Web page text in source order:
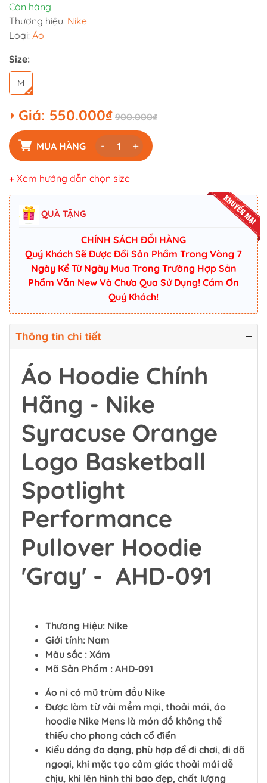
Còn hàng
Thương hiệu: Nike
Loại: Áo
Size:
M
Giá: 550.000₫ 900.000₫
MUA HÀNG - +
+ Xem hướng dẫn chọn size
QUÀ TẶNG
CHÍNH SÁCH ĐỔI HÀNG
Quý Khách Sẽ Được Đổi Sản Phẩm Trong Vòng 7
Ngày Kể Từ Ngày Mua Trong Trường Hợp Sản
Phẩm Vẫn New Và Chưa Qua Sử Dụng! Cám Ơn
Quý Khách!
Thông tin chi tiết
Áo Hoodie Chính
Hãng - Nike
Syracuse Orange
Logo Basketball
Spotlight
Performance
Pullover Hoodie
'Gray' - AHD-091
Thương Hiệu: Nike
Giới tính: Nam
Màu sắc : Xám
Mã Sản Phẩm : AHD-091
Áo nỉ có mũ trùm đầu Nike
Được làm từ vải mềm mại, thoải mái, áo
hoodie Nike Mens là món đồ không thể
thiếu cho phong cách cổ điển
Kiểu dáng đa dạng, phù hợp để đi chơi, đi dã
ngoại, khi mặc tạo cảm giác thoải mái dễ
chịu, khi lên hình thì bao đẹp, chất lượng